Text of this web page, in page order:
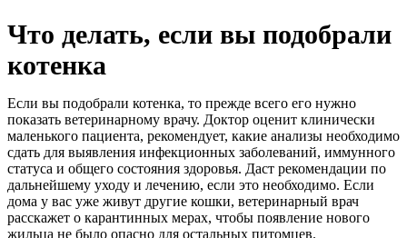
Что делать, если вы подобрали
котенка
Если вы подобрали котенка, то прежде всего его нужно
показать ветеринарному врачу. Доктор оценит клинически
маленького пациента, рекомендует, какие анализы необходимо
сдать для выявления инфекционных заболеваний, иммунного
статуса и общего состояния здоровья. Даст рекомендации по
дальнейшему уходу и лечению, если это необходимо. Если
дома у вас уже живут другие кошки, ветеринарный врач
расскажет о карантинных мерах, чтобы появление нового
жильца не было опасно для остальных питомцев.